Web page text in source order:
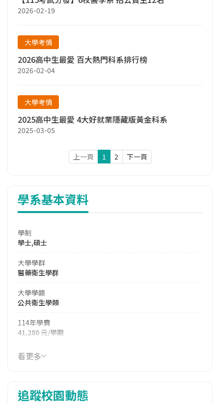
2026-02-19
大學考情
2026高中生最愛 百大熱門科系排行榜
2026-02-04
大學考情
2025高中生最愛 4大好就業隱藏版黃金科系
2025-03-05
上一頁 1 2 下一頁
學系基本資料
學制
學士,碩士
大學學群
醫藥衛生學群
大學學類
公共衛生學類
114年學費
41,280 元/學期
114年雜費
16,920 元/學期
92.31%
看更多
追蹤校園動態